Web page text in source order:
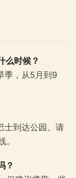
么时候？
季，从5月到9
士到达公园。请
。
？